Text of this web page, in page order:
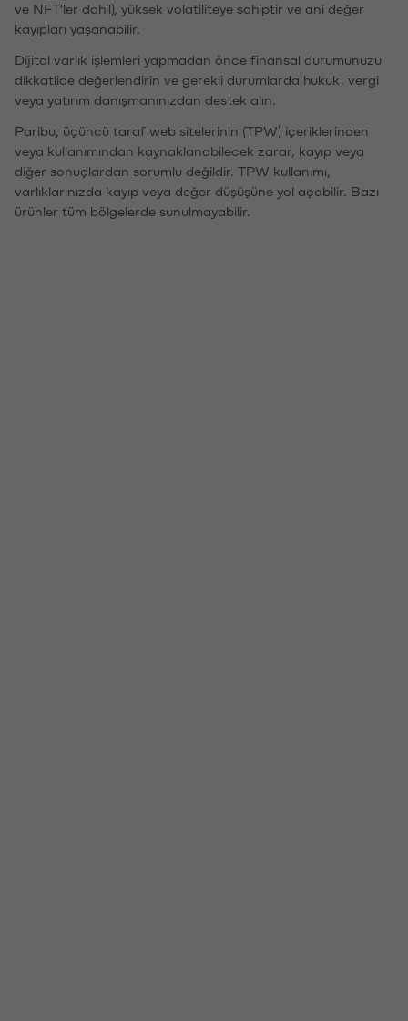
ve NFT'ler dahil), yüksek volatiliteye sahiptir ve ani değer
kayıpları yaşanabilir.
Dijital varlık işlemleri yapmadan önce finansal durumunuzu
dikkatlice değerlendirin ve gerekli durumlarda hukuk, vergi
veya yatırım danışmanınızdan destek alın.
Paribu, üçüncü taraf web sitelerinin (TPW) içeriklerinden
veya kullanımından kaynaklanabilecek zarar, kayıp veya
diğer sonuçlardan sorumlu değildir. TPW kullanımı,
varlıklarınızda kayıp veya değer düşüşüne yol açabilir. Bazı
ürünler tüm bölgelerde sunulmayabilir.